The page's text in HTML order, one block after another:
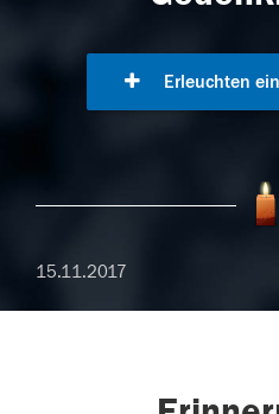
Erleuchten
15.11.2017